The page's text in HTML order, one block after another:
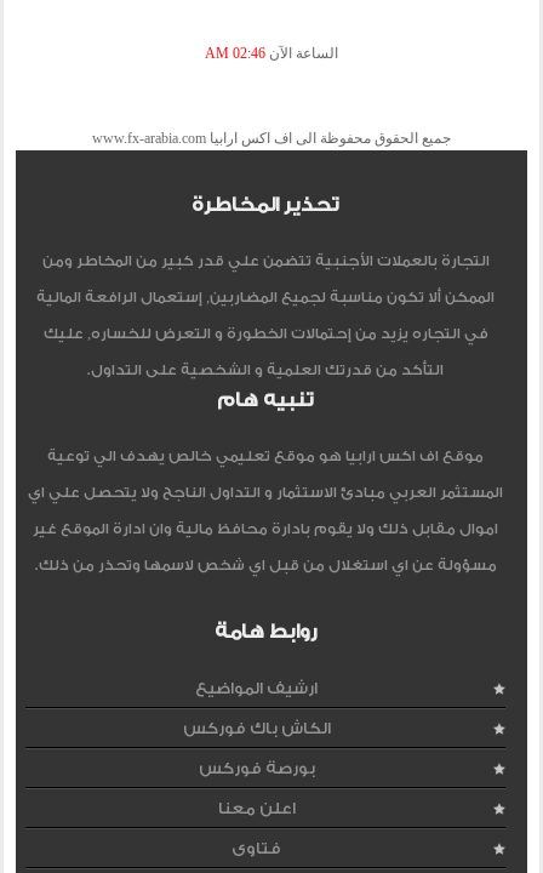
الساعة الآن 02:46 AM
جميع الحقوق محفوظة الى اف اكس ارابيا www.fx-arabia.com
تحذير المخاطرة
التجارة بالعملات الأجنبية تتضمن علي قدر كبير من المخاطر ومن
الممكن ألا تكون مناسبة لجميع المضاربين, إستعمال الرافعة المالية
في التجاره يزيد من إحتمالات الخطورة و التعرض للخساره, عليك
التأكد من قدرتك العلمية و الشخصية على التداول.
تنبيه هام
موقع اف اكس ارابيا هو موقع تعليمي خالص يهدف الي توعية
المستثمر العربي مبادئ الاستثمار و التداول الناجح ولا يتحصل علي اي
اموال مقابل ذلك ولا يقوم بادارة محافظ مالية وان ادارة الموقع غير
مسؤولة عن اي استغلال من قبل اي شخص لاسمها وتحذر من ذلك.
روابط هامة
ارشيف المواضيع
الكاش باك فوركس
بورصة فوركس
اعلن معنا
فتاوى